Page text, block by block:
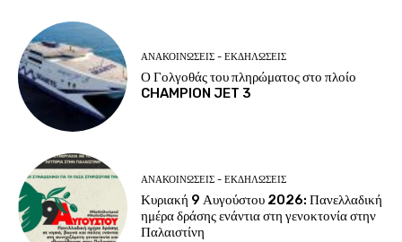
ΑΝΑΚΟΙΝΩΣΕΙΣ - ΕΚΔΗΛΩΣΕΙΣ
Ο Γολγοθάς του πληρώματος στο πλοίο
CHAMPION JET 3
ΑΝΑΚΟΙΝΩΣΕΙΣ - ΕΚΔΗΛΩΣΕΙΣ
Κυριακή 9 Αυγούστου 2026: Πανελλαδική
ημέρα δράσης ενάντια στη γενοκτονία στην
Παλαιστίνη